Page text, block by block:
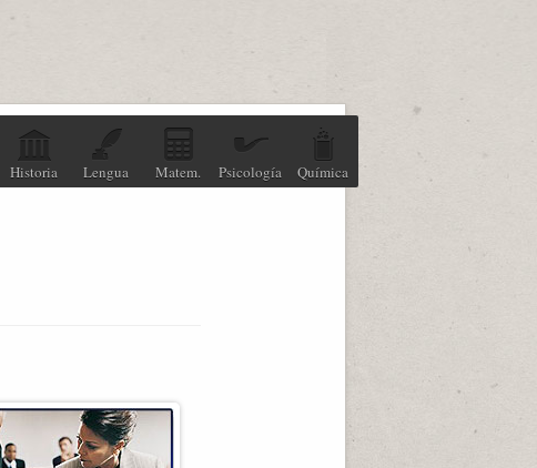
Historia Lengua Matem. Psicología Química